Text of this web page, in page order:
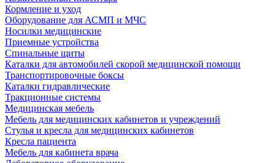
Кормление и уход
Оборудование для АСМП и МЧС
Носилки медицинские
Приемные устройства
Спинальные щиты
Каталки для автомобилей скорой медицинской помощи
Транспортировочные боксы
Каталки гидравлические
Тракционные системы
Медицинская мебель
Мебель для медицинских кабинетов и учреждений
Стулья и кресла для медицинских кабинетов
Кресла пациента
Мебель для кабинета врача